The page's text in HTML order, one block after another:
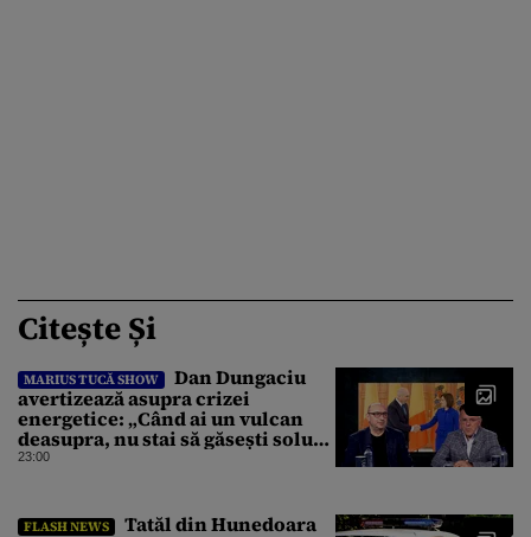
Citește Și
MARIUS TUCĂ SHOW
Dan Dungaciu
avertizează asupra crizei
energetice: „Când ai un vulcan
deasupra, nu stai să găsești soluții
cu leucoplast”
23:00
FLASH NEWS
Tatăl din Hunedoara